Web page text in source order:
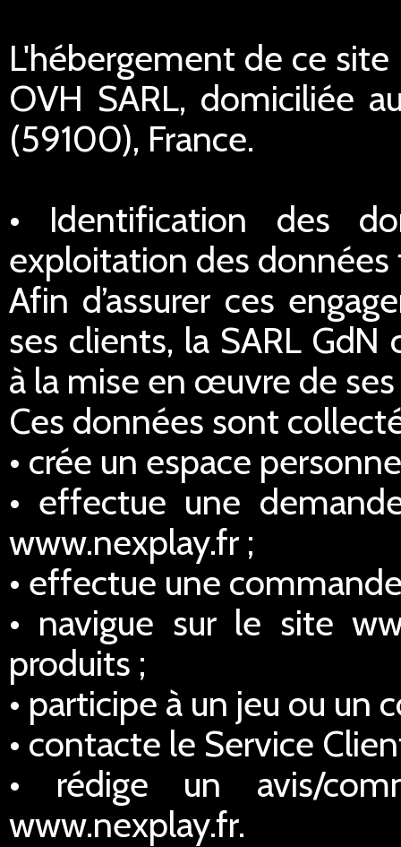
L'hébergement de ce
OVH SARL, domiciliée
(59100), France.
• Identification des
exploitation des données
Afin d’assurer ces
ses clients, la SARL
à la mise en œuvre de
Ces données sont
• crée un espace
• effectue une
www.nexplay.fr ;
• effectue une
• navigue sur le site
produits ;
• participe à un jeu ou un
• contacte le Service
• rédige un avis/
www.nexplay.fr.